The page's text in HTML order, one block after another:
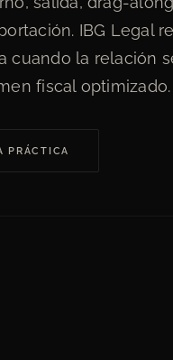
IBG Legal
cuando la relación
fiscal optimizado.
PRÁCTICA